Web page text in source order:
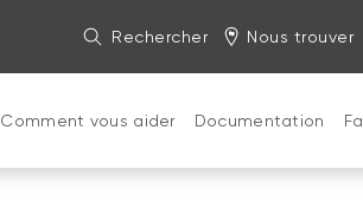
Rechercher Nous trouver
Comment vous aider Documentation